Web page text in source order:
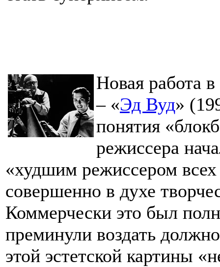
Новая работа
– «Эд Вуд»
понятия
режиссера
«худшим режиссером
совершенно в духе
Коммерчески это был
преминули воздать
этой эстетской картины